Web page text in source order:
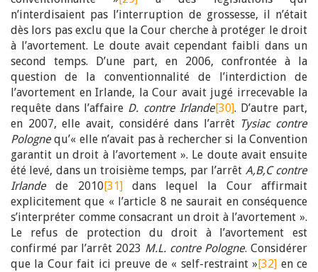
n’interdisaient pas l’interruption de grossesse, il n’était
dès lors pas exclu que la Cour cherche à protéger le droit
à l’avortement. Le doute avait cependant faibli dans un
second temps. D’une part, en 2006, confrontée à la
question de la conventionnalité de l’interdiction de
l’avortement en Irlande, la Cour avait jugé irrecevable la
requête dans l’affaire D. contre Irlande[30]. D’autre part,
en 2007, elle avait, considéré dans l’arrêt Tysiac contre
Polognequ’« elle n’avait pas à rechercher si la Convention
garantit un droit à l’avortement ». Le doute avait ensuite
été levé, dans un troisième temps, par l’arrêt A,B,C contre
Irlandede 2010[31]dans lequel la Cour affirmait
explicitement que « l’article 8 ne saurait en conséquence
s’interpréter comme consacrant un droit à l’avortement ».
Le refus de protection du droit à l’avortement est
confirmé par l’arrêt 2023 M.L. contre Pologne. Considérer
que la Cour fait ici preuve de « self-restraint »[32] en ce